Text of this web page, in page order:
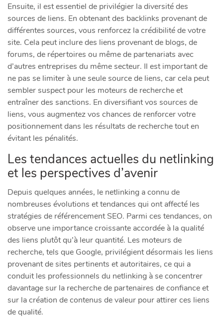
Ensuite, il est essentiel de privilégier la diversité des
sources de liens. En obtenant des backlinks provenant de
différentes sources, vous renforcez la crédibilité de votre
site. Cela peut inclure des liens provenant de blogs, de
forums, de répertoires ou même de partenariats avec
d’autres entreprises du même secteur. Il est important de
ne pas se limiter à une seule source de liens, car cela peut
sembler suspect pour les moteurs de recherche et
entraîner des sanctions. En diversifiant vos sources de
liens, vous augmentez vos chances de renforcer votre
positionnement dans les résultats de recherche tout en
évitant les pénalités.
Les tendances actuelles du netlinking
et les perspectives d’avenir
Depuis quelques années, le netlinking a connu de
nombreuses évolutions et tendances qui ont affecté les
stratégies de référencement SEO. Parmi ces tendances, on
observe une importance croissante accordée à la qualité
des liens plutôt qu’à leur quantité. Les moteurs de
recherche, tels que Google, privilégient désormais les liens
provenant de sites pertinents et autoritaires, ce qui a
conduit les professionnels du netlinking à se concentrer
davantage sur la recherche de partenaires de confiance et
sur la création de contenus de valeur pour attirer ces liens
de qualité.